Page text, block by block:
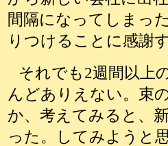
間隔になってしまっ
りつけることに感謝
それでも2週間以上
んどありえない。束
か、考えてみると、
った。してみようと